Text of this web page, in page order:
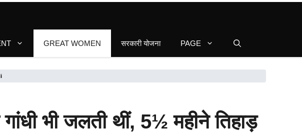
GREAT WOMEN सरकारी योजना PAGE
गांधी भी जलती थीं, 5½ महीने तिहाड़